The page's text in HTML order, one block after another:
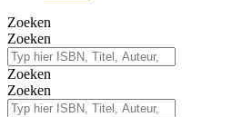
Zoeken
Zoeken
Zoeken
Zoeken